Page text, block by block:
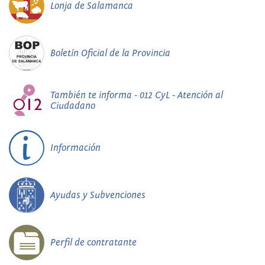
Lonja de Salamanca
Boletín Oficial de la Provincia
También te informa - 012 CyL - Atención al
Ciudadano
Información
Ayudas y Subvenciones
Perfil de contratante